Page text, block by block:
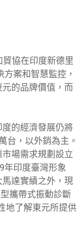
協在印度新德里
案和智慧監控，
的品牌價值，而
的經濟發展仍將
台，以外銷為主。
場需求規劃設立
年印度臺灣形象
達實績之外，現
攜帶式振動診斷
地了解東元所提供